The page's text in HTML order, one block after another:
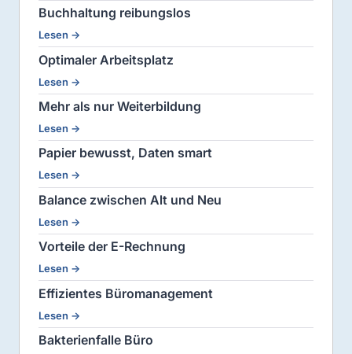
Buchhaltung reibungslos
Lesen →
Optimaler Arbeitsplatz
Lesen →
Mehr als nur Weiterbildung
Lesen →
Papier bewusst, Daten smart
Lesen →
Balance zwischen Alt und Neu
Lesen →
Vorteile der E-Rechnung
Lesen →
Effizientes Büromanagement
Lesen →
Bakterienfalle Büro